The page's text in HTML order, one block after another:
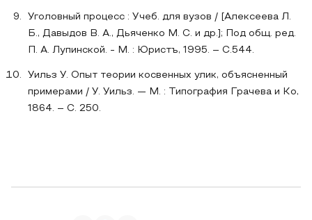
Уголовный процесс : Учеб. для вузов / [Алексеева Л.
Б., Давыдов В. А., Дьяченко М. С. и др.]; Под общ. ред.
П. А. Лупинской. - М. : Юристъ, 1995. – С.544.
Уильз У. Опыт теории косвенных улик, объясненный
примерами / У. Уильз. — М. : Типография Грачева и Ко,
1864. – С. 250.